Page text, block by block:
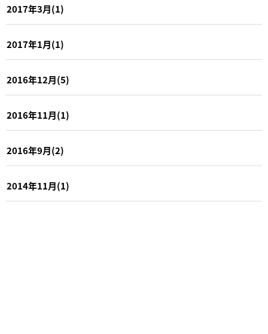
2017年3月(1)
2017年1月(1)
2016年12月(5)
2016年11月(1)
2016年9月(2)
2014年11月(1)